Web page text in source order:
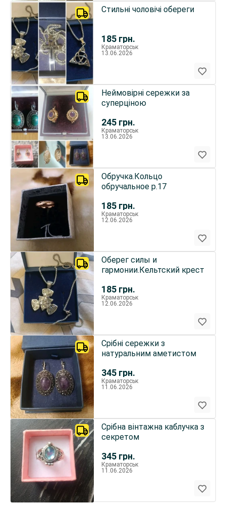
185 грн.
Стильні чоловічі обереги
Краматорськ
13.06.2026
245 грн.
Неймовірні сережки за
суперціною
Краматорськ
13.06.2026
185 грн.
Обручка.Кольцо
обручальное р.17
Краматорськ
12.06.2026
185 грн.
Оберег силы и
гармонии.Кельтский крест
Краматорськ
12.06.2026
345 грн.
Срібні сережки з
натуральним аметистом
Краматорськ
11.06.2026
345 грн.
Срібна вінтажна каблучка з
секретом
Краматорськ
11.06.2026